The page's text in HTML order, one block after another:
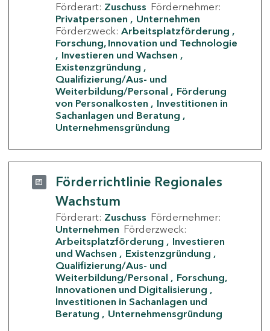
Förderart: Zuschuss Fördernehmer:
Privatpersonen
Unternehmen
Förderzweck: Arbeitsplatzförderung
Forschung, Innovation und Technologie
Investieren und Wachsen
Existenzgründung
Qualifizierung/Aus- und
Weiterbildung/Personal
Förderung
von Personalkosten
Investitionen in
Sachanlagen und Beratung
Unternehmensgründung
Förderrichtlinie Regionales
Wachstum
Förderart: Zuschuss Fördernehmer:
Unternehmen Förderzweck:
Arbeitsplatzförderung
Investieren
und Wachsen
Existenzgründung
Qualifizierung/Aus- und
Weiterbildung/Personal
Forschung,
Innovationen und Digitalisierung
Investitionen in Sachanlagen und
Beratung
Unternehmensgründung